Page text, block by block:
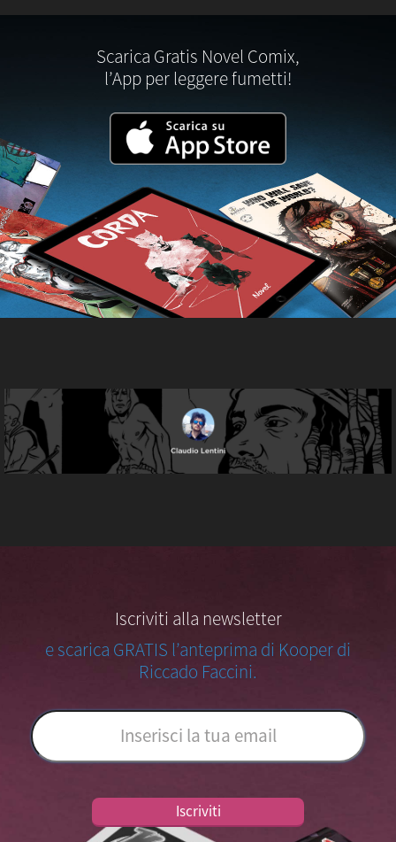
Scarica Gratis Novel Comix,
l’App per leggere fumetti!
Iscriviti alla newsletter
e scarica GRATIS l’anteprima di Kooper di
Riccado Faccini.
Iscriviti